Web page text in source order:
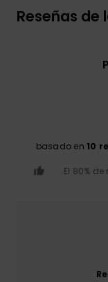
Reseñas de
basado en 10
El 80%